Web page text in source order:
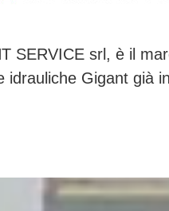
SERVICE srl, è il
Gigant già